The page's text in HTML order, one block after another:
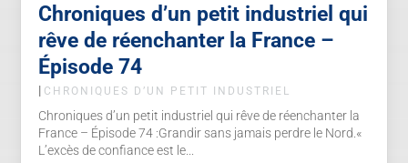
Chroniques d’un petit industriel qui
rêve de réenchanter la France –
Épisode 74
| CHRONIQUES D’UN PETIT INDUSTRIEL
Chroniques d’un petit industriel qui rêve de réenchanter la
France – Épisode 74 :Grandir sans jamais perdre le Nord.«
L’excès de confiance est le...